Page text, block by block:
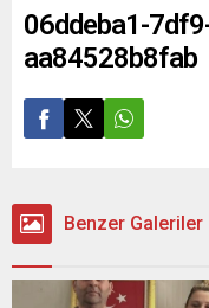
06ddeba1-
aa84528b8fab
Benzer Galeriler